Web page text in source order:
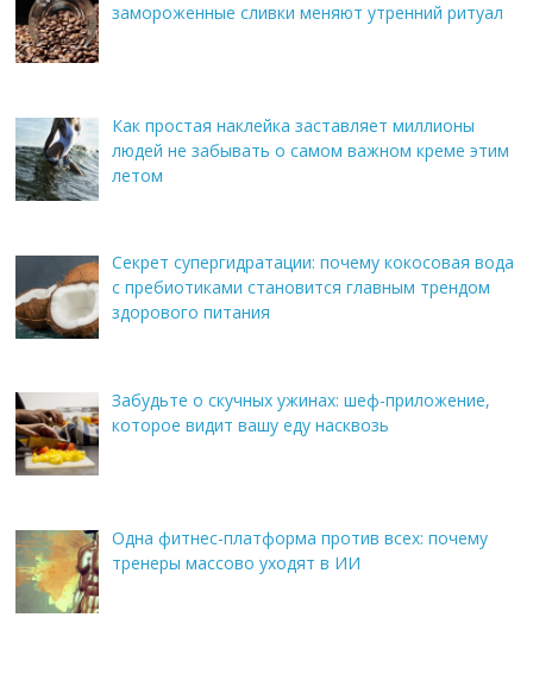
замороженные сливки меняют утренний ритуал
Как простая наклейка заставляет миллионы
людей не забывать о самом важном креме этим
летом
Секрет супергидратации: почему кокосовая вода
с пребиотиками становится главным трендом
здорового питания
Забудьте о скучных ужинах: шеф-приложение,
которое видит вашу еду насквозь
Одна фитнес-платформа против всех: почему
тренеры массово уходят в ИИ